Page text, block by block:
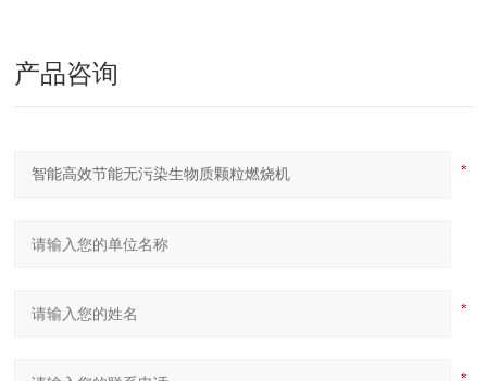
产品咨询